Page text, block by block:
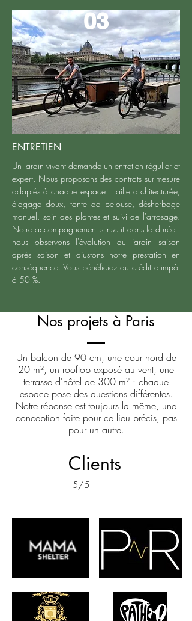
03
ENTRETIEN
Un jardin vivant demande un entretien régulier et
expert. Nous proposons des contrats sur-mesure
adaptés à chaque espace : taille architecturée,
élagage doux, tonte de pelouse, désherbage
manuel, soin des plantes et suivi de l'arrosage.
Notre accompagnement s'inscrit dans la durée :
nous observons l'évolution du jardin saison
après saison et ajustons notre prestation en
conséquence. Vous bénéficiez du crédit d'impôt
à 50 %.
Nos projets à Paris
Un balcon de 90 cm, une cour nord de
20 m², un rooftop exposé au vent, une
terrasse d'hôtel de 300 m² : chaque
espace pose des questions différentes.
Notre réponse est toujours la même, une
conception faite pour ce lieu précis, pas
pour un autre.
Clients
5/5